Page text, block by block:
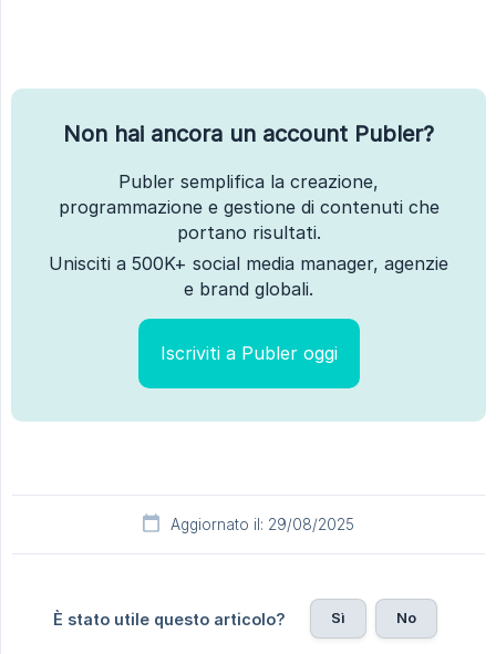
Non hai ancora un account Publer?
Publer semplifica la creazione,
programmazione e gestione di contenuti che
portano risultati.
Unisciti a 500K+ social media manager, agenzie
e brand globali.
Iscriviti a Publer oggi
Aggiornato il: 29/08/2025
È stato utile questo articolo? Sì No